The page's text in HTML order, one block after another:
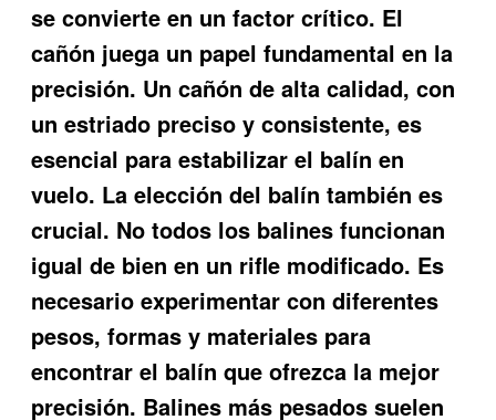
se convierte en un factor crítico. El
cañón juega un papel fundamental en la
precisión. Un cañón de alta calidad, con
un estriado preciso y consistente, es
esencial para estabilizar el balín en
vuelo. La elección del balín también es
crucial. No todos los balines funcionan
igual de bien en un rifle modificado. Es
necesario experimentar con diferentes
pesos, formas y materiales para
encontrar el balín que ofrezca la mejor
precisión. Balines más pesados suelen